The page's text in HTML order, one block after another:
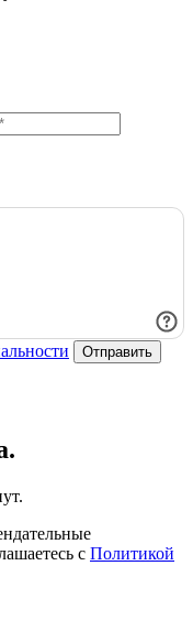
Отправить
с Политикой